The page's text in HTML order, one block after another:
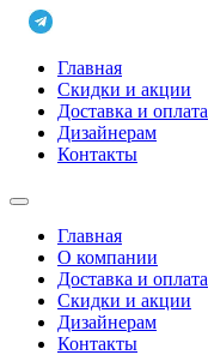
Главная
Скидки и акции
Доставка и оплата
Дизайнерам
Контакты
Главная
О компании
Доставка и оплата
Скидки и акции
Дизайнерам
Контакты